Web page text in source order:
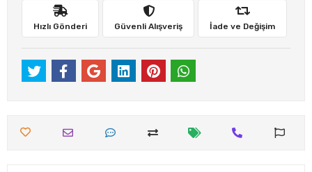
Hızlı Gönderi Güvenli Alışveriş İade ve Değişim